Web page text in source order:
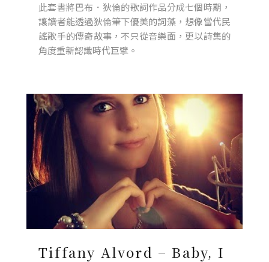
此套書將巴布．狄倫的歌詞作品分成七個時期，
讓讀者能透過狄倫筆下優美的詞藻，想像當代民
謠歌手的傳奇故事，不只從音樂面，更以詩集的
角度重新認識時代巨擘。
Tiffany Alvord – Baby, I